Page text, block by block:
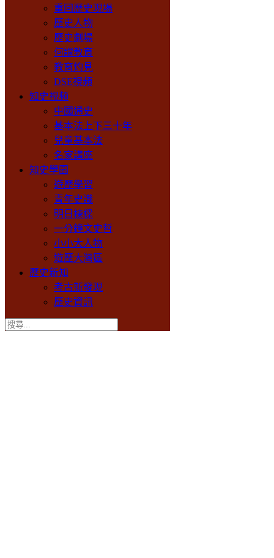
重回歷史現場
歷史人物
歷史劇場
何謂教育
教育灼見
DSE視頻
知史視頻
中國通史
基本法上下三十年
兒童基本法
名家講座
知史學園
遊歷學習
青年史識
明日棟樑
一分鐘文史哲
小小大人物
遊歷大灣區
歷史新知
考古新發現
歷史資訊